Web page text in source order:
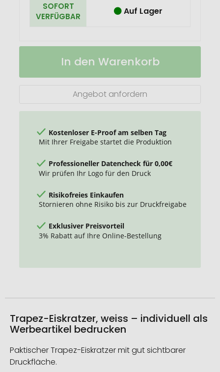
SOFORT
VERFÜGBAR
Auf Lager
Trapez-
Auf
In den Warenkorb
Angebot anfordern
Kostenloser E-Proof am selben Tag
Mit Ihrer Freigabe startet die Produktion
Professioneller Datencheck für 0,00€
Wir prüfen Ihr Logo für den Druck
Risikofreies Einkaufen
Stornieren ohne Risiko bis zur Druckfreigabe
Exklusiver Preisvorteil
3% Rabatt auf Ihre Online-Bestellung
Trapez-Eiskratzer, weiss – individuell als
Werbeartikel bedrucken
Paktischer Trapez-Eiskratzer mit gut sichtbarer
Druckfläche.